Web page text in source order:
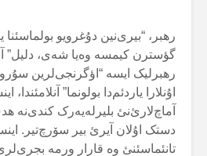
رهبر، “بیری‌نین دۇغرویو بولماسئنا
گؤسترن کیمسە وەیا شەی، دلیل”
رهبرلیک ایسە “اؤگرنجی‌لرین
اۇنلارا یاردئم‌دا بولونما” آنلامئندا،
آماچ‌لارئ‌نئ بلیرلەیەرک کندی‌نە
دستک اۇلان آیرئ بیر سۆرچ‌تیر.
تانئماسئنئ وە قارار ورمە